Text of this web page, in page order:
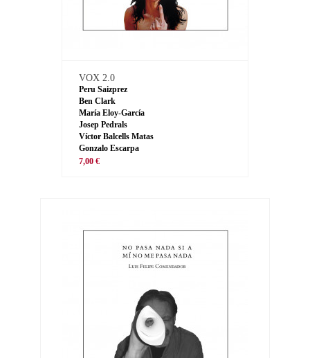
VOX 2.0
Peru Saizprez
Ben Clark
María Eloy-García
Josep Pedrals
Víctor Balcells Matas
Gonzalo Escarpa
7,00 €